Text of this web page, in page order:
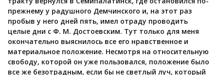
прежнему у радушного Демчинского и, на этот раз
пробыв у него дней пять, имел отраду проводить
целые дни с Ф. М. Достоевским. Тут только для меня
окончательно выяснилось все его нравственное и
материальное положение. Несмотря на относительную
свободу, которой он уже пользовался, положение было
все же безотрадным, если бы не светлый луч, который